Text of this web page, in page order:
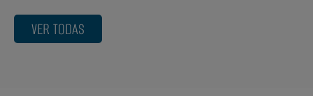
VER TODAS